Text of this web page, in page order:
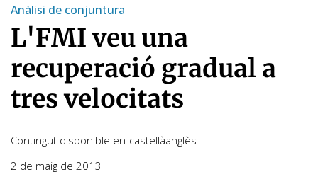
Anàlisi de conjuntura
L'FMI veu una
recuperació gradual a
tres velocitats
Contingut disponible en castellàanglès
2 de maig de 2013